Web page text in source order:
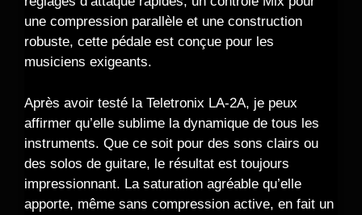
une compression parallèle et une construction
robuste, cette pédale est conçue pour les
musiciens exigeants.
Après avoir testé la Teletronix LA-2A, je peux
affirmer qu’elle sublime la dynamique de tous les
instruments. Que ce soit pour des sons clairs ou
des solos de guitare, le résultat est toujours
impressionnant. La saturation agréable qu’elle
apporte, même sans compression active, en fait un